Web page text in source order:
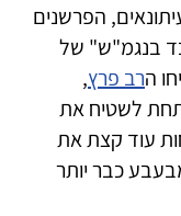
הפרשנים
בנגמ"ש" של
הרב פרץ,
לשטיח את
עוד קצת את
כבר יותר